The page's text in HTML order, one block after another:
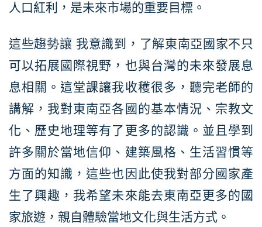
人口紅利，是未來市場的重要目標。
這些趨勢讓 我意識到，了解東南亞國家不只
可以拓展國際視野，也與台灣的未來發展息
息相關。這堂課讓我收穫很多，聽完老師的
講解，我對東南亞各國的基本情況、宗教文
化、歷史地理等有了更多的認識。並且學到
許多關於當地信仰、建築風格、生活習慣等
方面的知識，這些也因此使我對部分國家產
生了興趣，我希望未來能去東南亞更多的國
家旅遊，親自體驗當地文化與生活方式。